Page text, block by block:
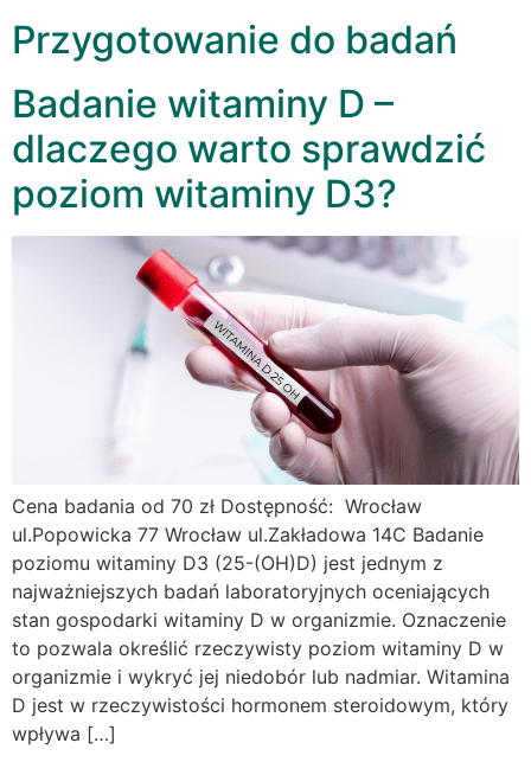
Przygotowanie do badań
Badanie witaminy D –
dlaczego warto sprawdzić
poziom witaminy D3?
Cena badania od 70 zł Dostępność: Wrocław
ul.Popowicka 77 Wrocław ul.Zakładowa 14C Badanie
poziomu witaminy D3 (25-(OH)D) jest jednym z
najważniejszych badań laboratoryjnych oceniających
stan gospodarki witaminy D w organizmie. Oznaczenie
to pozwala określić rzeczywisty poziom witaminy D w
organizmie i wykryć jej niedobór lub nadmiar. Witamina
D jest w rzeczywistości hormonem steroidowym, który
wpływa […]